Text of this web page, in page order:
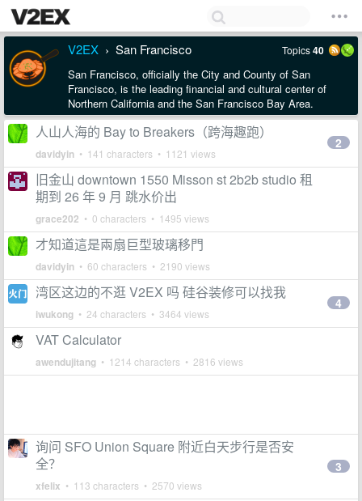
V2EX › San Francisco Topics40
San Francisco, officially the City and County of San
Francisco, is the leading financial and cultural center of
Northern California and the San Francisco Bay Area.
人山人海的 Bay to Breakers（跨海趣跑）
davidyin • 141 characters • 1121 views
2
旧金山 downtown 1550 Misson st 2b2b studio 租
期到 26 年 9 月 跳水价出
grace202 • 0 characters • 1495 views
才知道這是兩扇巨型玻璃移門
davidyin • 60 characters • 2190 views
湾区这边的不逛 V2EX 吗 硅谷装修可以找我
iwukong • 24 characters • 3464 views
4
VAT Calculator
awendujitang • 1214 characters • 2816 views
询问 SFO Union Square 附近白天步行是否安
全？
xfelix • 113 characters • 2570 views
3